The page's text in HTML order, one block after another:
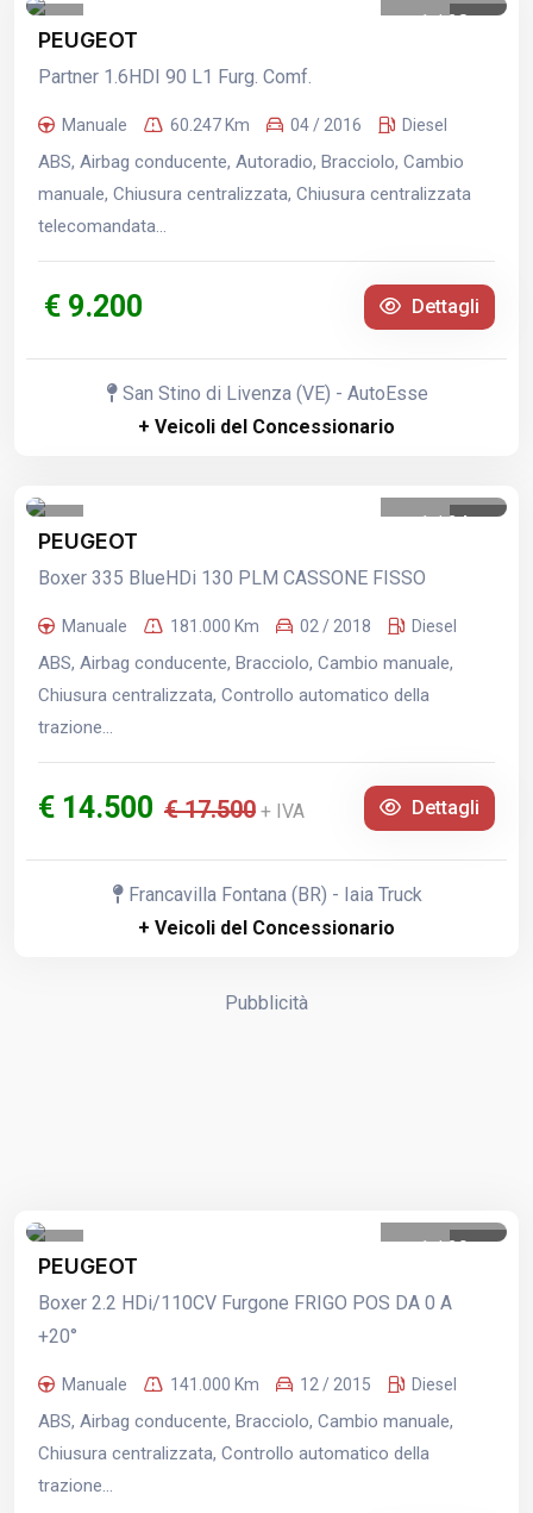
1 /28
PEUGEOT
Partner 1.6HDI 90 L1 Furg. Comf.
Manuale 60.247 Km 04 / 2016 Diesel
ABS, Airbag conducente, Autoradio, Bracciolo, Cambio
manuale, Chiusura centralizzata, Chiusura centralizzata
telecomandata...
€ 9.200 Dettagli
San Stino di Livenza (VE) - AutoEsse
+ Veicoli del Concessionario
1 /24
PEUGEOT
Boxer 335 BlueHDi 130 PLM CASSONE FISSO
Manuale 181.000 Km 02 / 2018 Diesel
ABS, Airbag conducente, Bracciolo, Cambio manuale,
Chiusura centralizzata, Controllo automatico della
trazione...
€ 14.500 € 17.500 + IVA Dettagli
Francavilla Fontana (BR) - Iaia Truck
+ Veicoli del Concessionario
Pubblicità
1 /29
PEUGEOT
Boxer 2.2 HDi/110CV Furgone FRIGO POS DA 0 A
+20°
Manuale 141.000 Km 12 / 2015 Diesel
ABS, Airbag conducente, Bracciolo, Cambio manuale,
Chiusura centralizzata, Controllo automatico della
trazione...